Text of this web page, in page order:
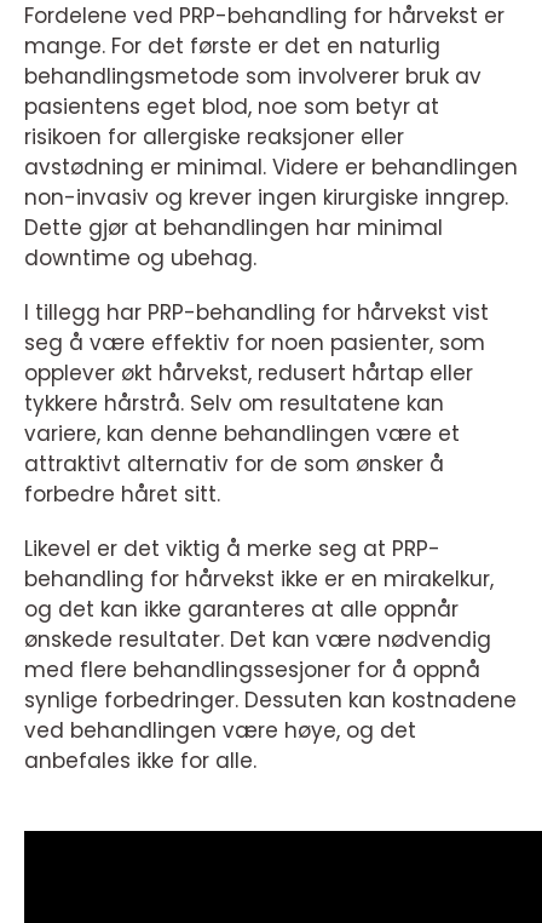
Fordelene ved PRP-behandling for hårvekst er
mange. For det første er det en naturlig
behandlingsmetode som involverer bruk av
pasientens eget blod, noe som betyr at
risikoen for allergiske reaksjoner eller
avstødning er minimal. Videre er behandlingen
non-invasiv og krever ingen kirurgiske inngrep.
Dette gjør at behandlingen har minimal
downtime og ubehag.
I tillegg har PRP-behandling for hårvekst vist
seg å være effektiv for noen pasienter, som
opplever økt hårvekst, redusert hårtap eller
tykkere hårstrå. Selv om resultatene kan
variere, kan denne behandlingen være et
attraktivt alternativ for de som ønsker å
forbedre håret sitt.
Likevel er det viktig å merke seg at PRP-
behandling for hårvekst ikke er en mirakelkur,
og det kan ikke garanteres at alle oppnår
ønskede resultater. Det kan være nødvendig
med flere behandlingssesjoner for å oppnå
synlige forbedringer. Dessuten kan kostnadene
ved behandlingen være høye, og det
anbefales ikke for alle.